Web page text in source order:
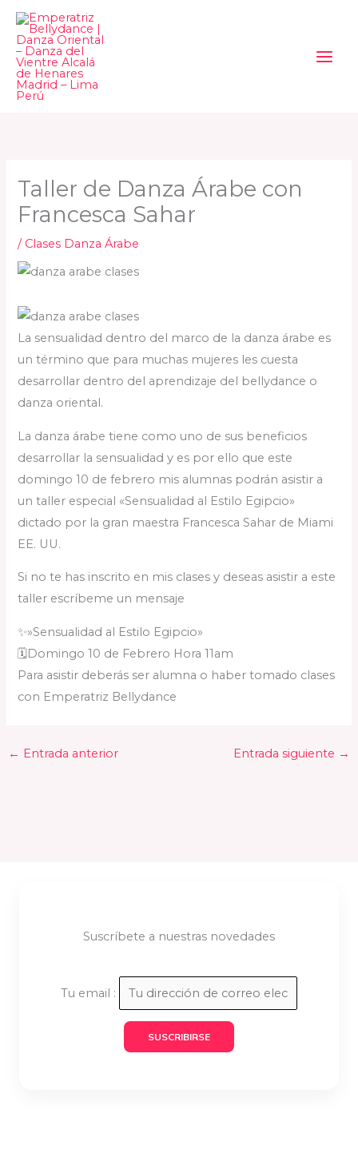
contenido
Taller de Danza Árabe con
Francesca Sahar
/ Clases Danza Árabe
La sensualidad dentro del marco de la danza árabe es
un término que para muchas mujeres les cuesta
desarrollar dentro del aprendizaje del bellydance o
danza oriental.
La danza árabe tiene como uno de sus beneficios
desarrollar la sensualidad y es por ello que este
domingo 10 de febrero mis alumnas podrán asistir a
un taller especial «Sensualidad al Estilo Egipcio»
dictado por la gran maestra Francesca Sahar de Miami
EE. UU.
Si no te has inscrito en mis clases y deseas asistir a este
taller escríbeme un mensaje
✨»Sensualidad al Estilo Egipcio»
🗓️Domingo 10 de Febrero Hora 11am
Para asistir deberás ser alumna o haber tomado clases
con Emperatriz Bellydance
← Entrada anterior Entrada siguiente →
Suscríbete a nuestras novedades
Tu email :